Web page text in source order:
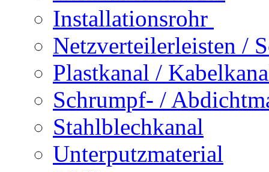
Installationsrohr
Netzverteilerleisten /
Plastkanal /
Schrumpf- /
Stahlblechkanal
Unterputzmaterial